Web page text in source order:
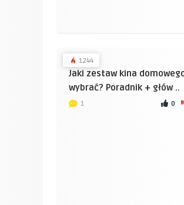
1244
Jaki zestaw kina
wybrać? Poradnik + głów ..
1 0